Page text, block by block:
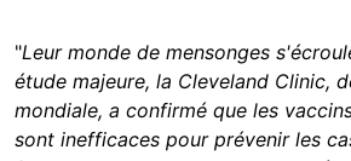
"Leur monde de mensonges
étude majeure, la Cleveland Clinic,
mondiale, a confirmé que les
sont inefficaces pour prévenir les